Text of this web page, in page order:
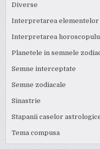
Diverse
Interpretarea elementelor
Interpretarea
Planetele in semnele
Semne interceptate
Semne zodiacale
Sinastrie
Stapanii caselor
Tema compusa